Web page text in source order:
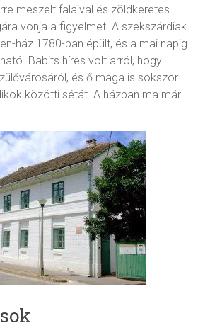
meszelt falaival és zöldkeretes
vonja a figyelmet. A szekszárdiak
ház 1780-ban épült, és a mai napig
Babits híres volt arról, hogy
és ő maga is sokszor
közötti sétát. A házban ma már